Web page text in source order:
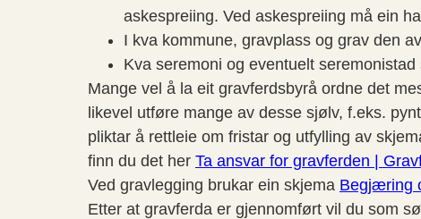
askespreiing. Ved askespreiing må ein
I kva kommune, gravplass og grav den
Kva seremoni og eventuelt
Mange vel å la eit gravferdsbyrå ordne det
likevel utføre mange av desse sjølv, f.eks.
pliktar å rettleie om fristar og utfylling av
finn du det her Ta ansvar for gravferden |
Ved gravlegging brukar ein skjema Begjæring
Etter at gravferda er gjennomført vil du som